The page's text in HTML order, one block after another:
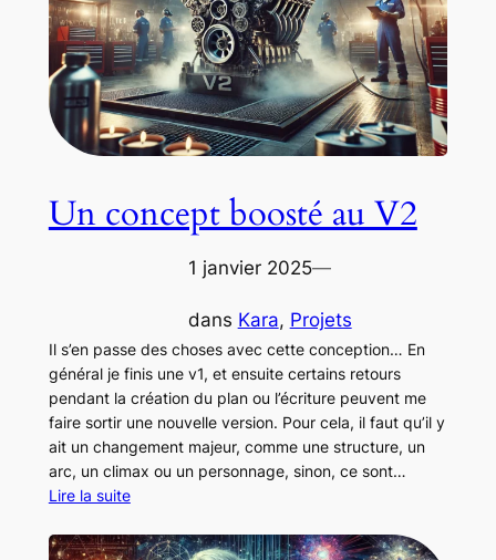
Un concept boosté au V2
1 janvier 2025—
dans Kara, Projets
Il s’en passe des choses avec cette conception… En
général je finis une v1, et ensuite certains retours
pendant la création du plan ou l’écriture peuvent me
faire sortir une nouvelle version. Pour cela, il faut qu’il y
ait un changement majeur, comme une structure, un
arc, un climax ou un personnage, sinon, ce sont…
Lire la suite